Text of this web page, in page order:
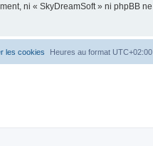
ni « SkyDreamSoft » ni phpBB ne
Heures au format UTC+02:00
les cookies